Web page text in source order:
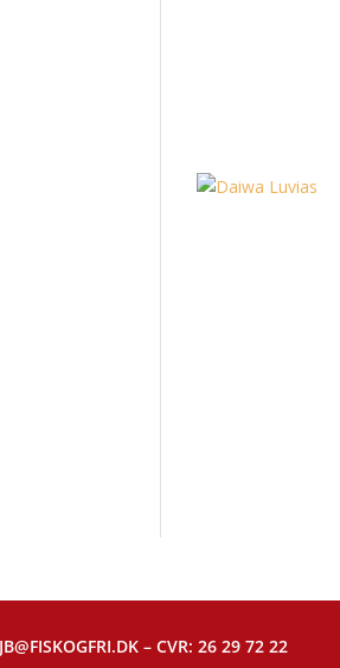
– CVR: 26 29 72 22